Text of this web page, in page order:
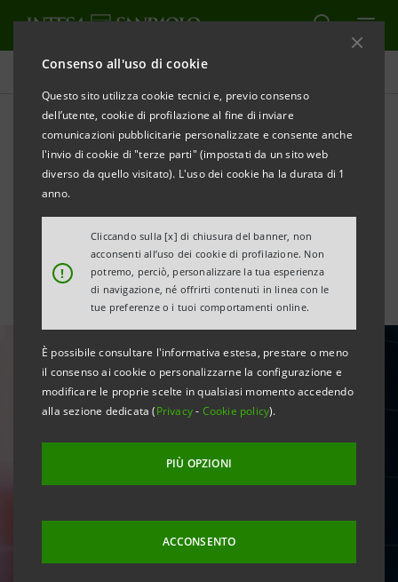
Consenso all'uso di cookie
Questo sito utilizza cookie tecnici e, previo consenso
dell’utente, cookie di profilazione al fine di inviare
comunicazioni pubblicitarie personalizzate e consente anche
l'invio di cookie di "terze parti" (impostati da un sito web
diverso da quello visitato). L'uso dei cookie ha la durata di 1
anno.
!
Cliccando sulla [x] di chiusura del banner, non
acconsenti all’uso dei cookie di profilazione. Non
potremo, perciò, personalizzare la tua esperienza
di navigazione, né offrirti contenuti in linea con le
tue preferenze o i tuoi comportamenti online.
È possibile consultare l'informativa estesa, prestare o meno
il consenso ai cookie o personalizzarne la configurazione e
modificare le proprie scelte in qualsiasi momento accedendo
alla sezione dedicata (Privacy- Cookie policy).
PIÙ OPZIONI
ACCONSENTO
Tutte le news
Indagine sulle finanze degli
italiani: raddoppia il
risparmio medio